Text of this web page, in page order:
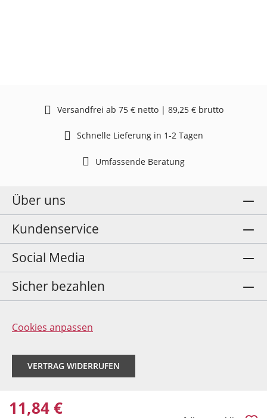
11,84 €
Versandfrei ab 75 € netto | 89,25 € brutto
Schnelle Lieferung in 1-2 Tagen
Umfassende Beratung
Über uns
Kundenservice
Social Media
Sicher bezahlen
Cookies anpassen
VERTRAG WIDERRUFEN